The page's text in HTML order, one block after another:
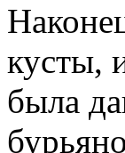
кусты,
была